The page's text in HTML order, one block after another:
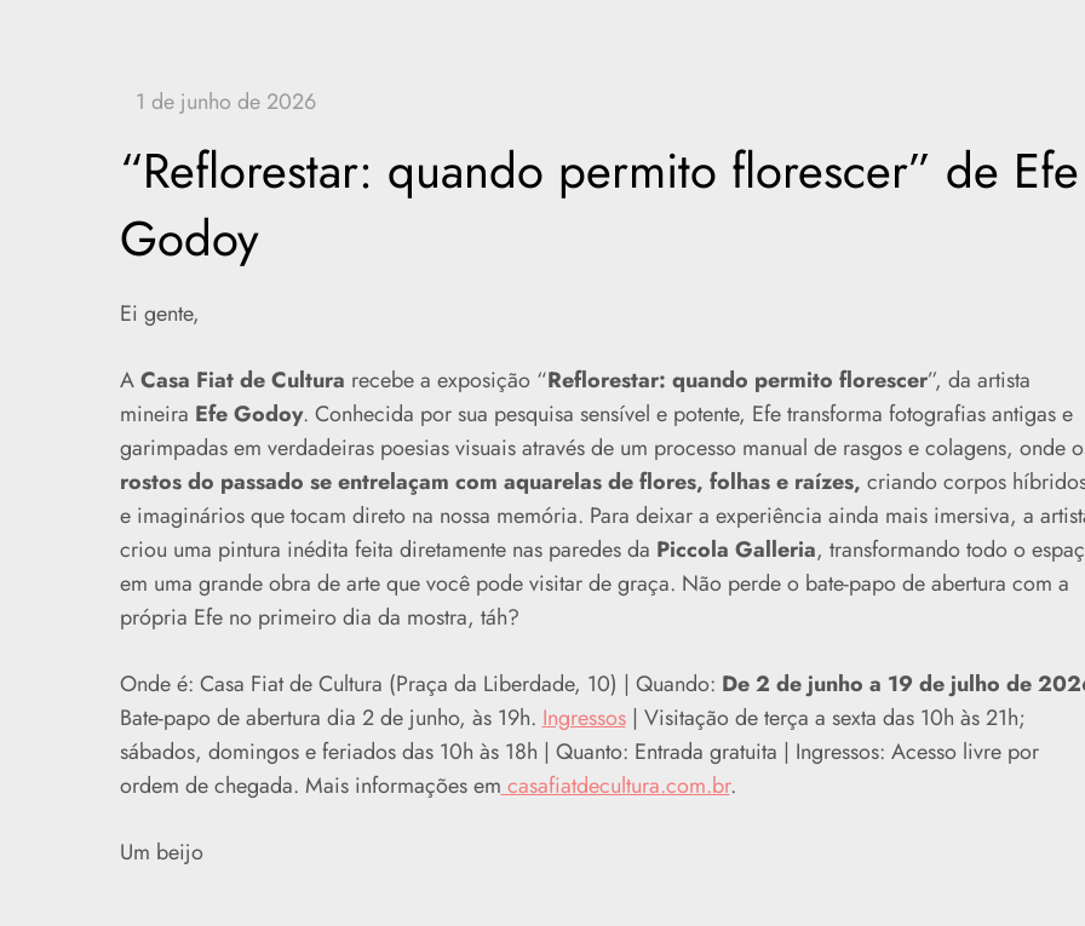
“Reflorestar: quando permito florescer” de Efe
Godoy
Ei gente,
ACasa Fiat de Cultura recebe a exposição “Reflorestar: quando permito florescer”, da artista
mineira Efe Godoy. Conhecida por sua pesquisa sensível e potente, Efe transforma fotografias antigas e
garimpadas em verdadeiras poesias visuais através de um processo manual de rasgos e colagens, onde
rostos do passado se entrelaçam com aquarelas de flores, folhas e raízes, criando corpos
e imaginários que tocam direto na nossa memória. Para deixar a experiência ainda mais imersiva, a
criou uma pintura inédita feita diretamente nas paredes da Piccola Galleria, transformando todo o
em uma grande obra de arte que você pode visitar de graça. Não perde o bate-papo de abertura com a
própria Efe no primeiro dia da mostra, táh?
Onde é: Casa Fiat de Cultura (Praça da Liberdade, 10) | Quando: De 2 de junho a 19 de julho de
Bate-papo de abertura dia 2 de junho, às 19h.Ingressos| Visitação de terça a sexta das 10h às 21h;
sábados, domingos e feriados das 10h às 18h | Quanto: Entrada gratuita | Ingressos: Acesso livre por
ordem de chegada. Mais informações emcasafiatdecultura.com.br.
Um beijo